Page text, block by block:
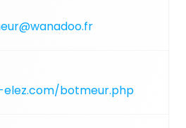
botmeur.php